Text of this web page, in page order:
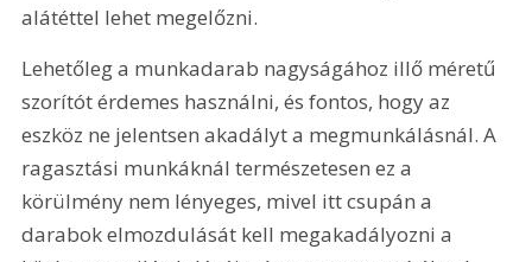
alátéttel lehet megelőzni.
Lehetőleg a munkadarab nagyságához illő méretű
szorítót érdemes használni, és fontos, hogy az
eszköz ne jelentsen akadályt a megmunkálásnál. A
ragasztási munkáknál természetesen ez a
körülmény nem lényeges, mivel itt csupán a
darabok elmozdulását kell megakadályozni a